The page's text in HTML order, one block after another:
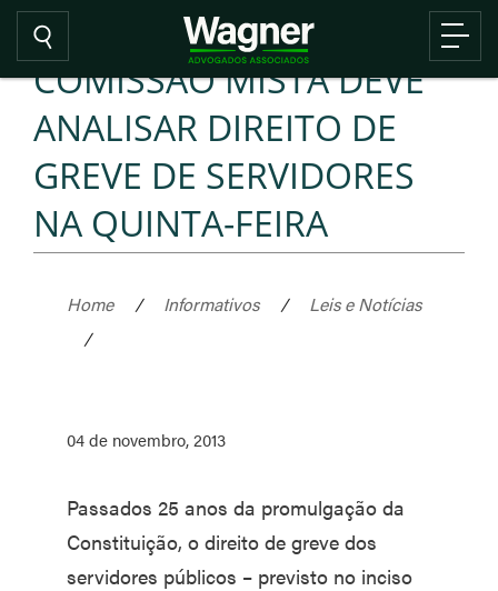
COMISSÃO MISTA DEVE
ANALISAR DIREITO DE
GREVE DE SERVIDORES
NA QUINTA-FEIRA
Home / Informativos /
Leis e Notícias
/
04 de novembro, 2013
Passados 25 anos da promulgação da
Constituição, o direito de greve dos
servidores públicos – previsto no inciso